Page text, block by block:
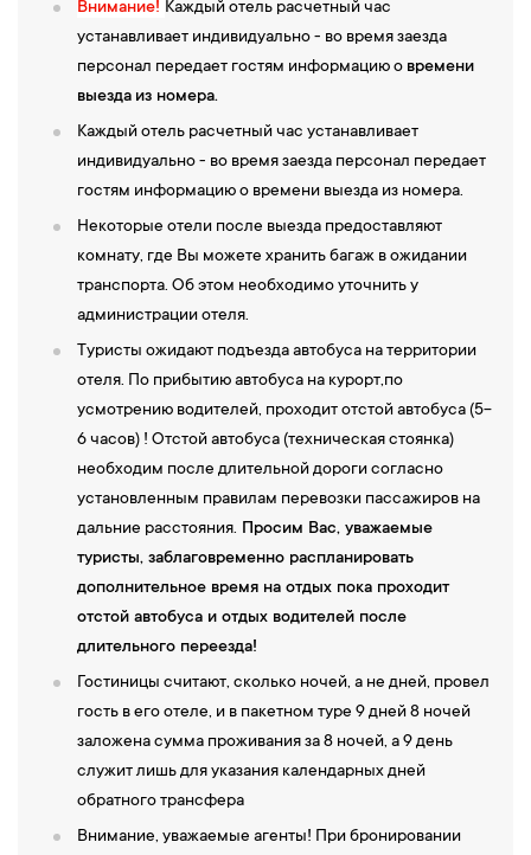
Внимание! Каждый отель расчетный час
устанавливает индивидуально - во время заезда
персонал передает гостям информацию о времени
выезда из номера.
Каждый отель расчетный час устанавливает
индивидуально - во время заезда персонал передает
гостям информацию о времени выезда из номера.
Некоторые отели после выезда предоставляют
комнату, где Вы можете хранить багаж в ожидании
транспорта. Об этом необходимо уточнить у
администрации отеля.
Туристы ожидают подъезда автобуса на территории
отеля. По прибытию автобуса на курорт,по
усмотрению водителей, проходит отстой автобуса (5-
6 часов) ! Отстой автобуса (техническая стоянка)
необходим после длительной дороги согласно
установленным правилам перевозки пассажиров на
дальние расстояния. Просим Вас, уважаемые
туристы, заблаговременно распланировать
дополнительное время на отдых пока проходит
отстой автобуса и отдых водителей после
длительного переезда!
Гостиницы считают, сколько ночей, а не дней, провел
гость в его отеле, и в пакетном туре 9 дней 8 ночей
заложена сумма проживания за 8 ночей, а 9 день
служит лишь для указания календарных дней
обратного трансфера
Внимание, уважаемые агенты! При бронировании